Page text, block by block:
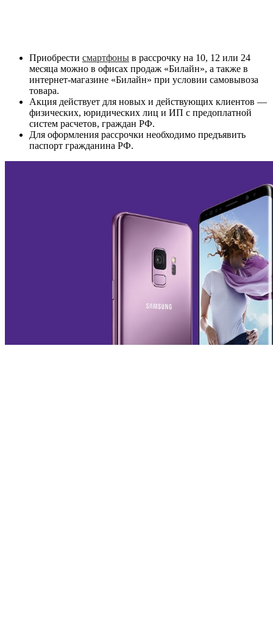
Приобрести смартфоны в рассрочку на 10, 12 или 24
месяца можно в офисах продаж «Билайн», а также в
интернет-магазине «Билайн» при условии самовывоза
товара.
Акция действует для новых и действующих клиентов —
физических, юридических лиц и ИП c предоплатной
систем расчетов, граждан РФ.
Для оформления рассрочки необходимо предъявить
паспорт гражданина РФ.